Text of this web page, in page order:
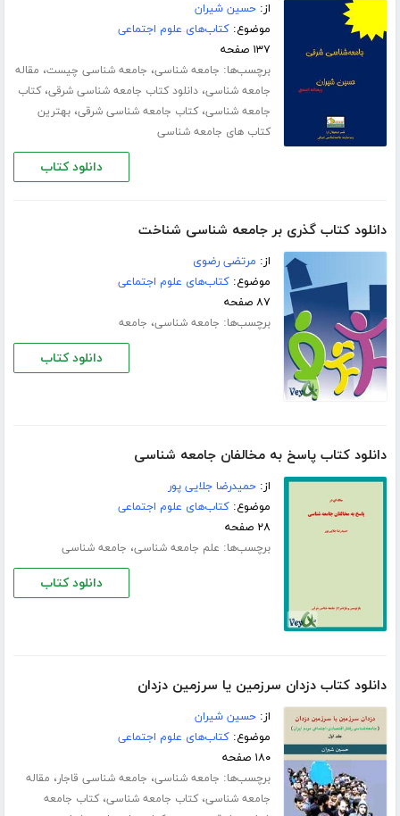
از:حسین شیران
موضوع:کتاب‌های علوم اجتماعی
۱۳۷ صفحه
برچسب‌ها: جامعه شناسی، جامعه شناسی چیست، مقاله
جامعه شناسی،دانلود کتاب جامعه شناسی شرقی،کتاب
جامعه شناسی،کتاب جامعه شناسی شرقی،بهترین
کتاب های جامعه شناسی
دانلود کتاب
دانلود کتاب گذری بر جامعه شناسی شناخت
از: مرتضی رضوی
موضوع:کتاب‌های علوم اجتماعی
۸۷ صفحه
برچسب‌ها: جامعه شناسی، جامعه
دانلود کتاب
دانلود کتاب پاسخ به مخالفان جامعه شناسی
از:حمیدرضا جلایی پور
موضوع:کتاب‌های علوم اجتماعی
۲۸ صفحه
برچسب‌ها: علم جامعه شناسی، جامعه شناسی
دانلود کتاب
دانلود کتاب دزدان سرزمین یا سرزمین دزدان
از:حسین شیران
موضوع:کتاب‌های علوم اجتماعی
۱۸۰ صفحه
برچسب‌ها: جامعه شناسی، جامعه شناسی قاجار، مقاله
جامعه شناسی،کتاب جامعه شناسی،کتاب جامعه